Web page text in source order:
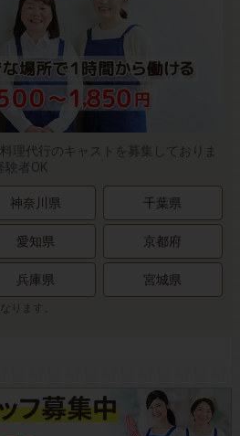
理代行のキャストを募集しておりま
験者OK
神奈川県 千葉県
愛知県 京都府
兵庫県 宮城県
ります。